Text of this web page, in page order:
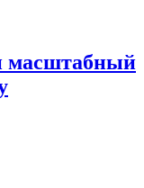
масштабный